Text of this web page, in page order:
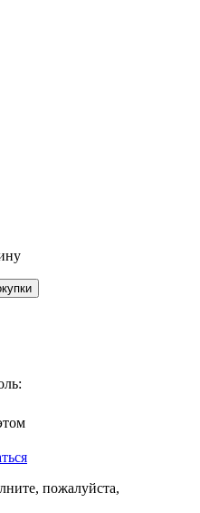
пожалуйста,